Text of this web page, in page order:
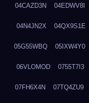
04CAZD3N 04EDWV8I
04N4JN2X 04QX9S1E
05G55WBQ 05IXW4Y0
06VLOMOD 0755T7I3
07FH6X4N 07TQ4ZU9